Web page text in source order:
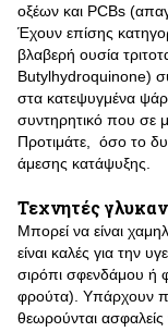
οξέων και PCBs
Έχουν επίσης
βλαβερή ουσία
Butylhydroquinone)
στα κατεψυγμένα
συντηρητικό που σε
Προτιμάτε, όσο το
άμεσης κατάψυξης.
Τεχνητές
Μπορεί να είναι
είναι καλές για την
σιρόπι σφενδάμου ή
φρούτα). Υπάρχουν
θεωρούνται